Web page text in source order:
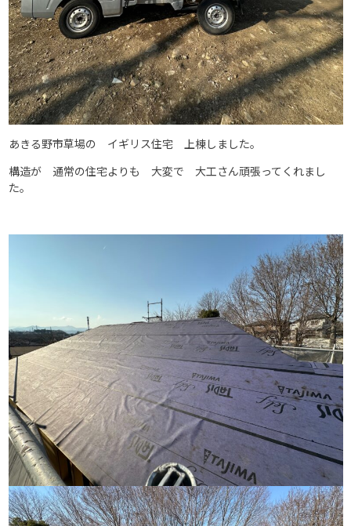
あきる野市草場の イギリス住宅 上棟しました。
構造が 通常の住宅よりも 大変で 大工さん頑張ってくれまし
た。